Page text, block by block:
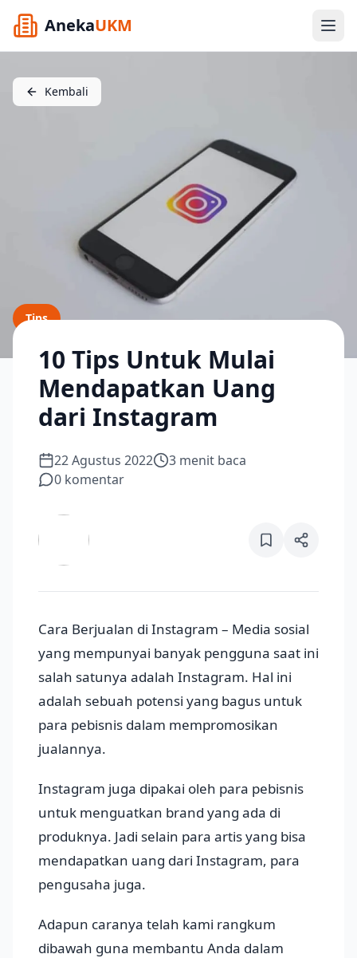
AnekaUKM
Kembali
Tips
10 Tips Untuk Mulai
Mendapatkan Uang
dari Instagram
22 Agustus 2022 3 menit baca
0 komentar
Cara Berjualan di Instagram – Media sosial
yang mempunyai banyak pengguna saat ini
salah satunya adalah Instagram. Hal ini
adalah sebuah potensi yang bagus untuk
para pebisnis dalam mempromosikan
jualannya.
Instagram juga dipakai oleh para pebisnis
untuk menguatkan brand yang ada di
produknya. Jadi selain para artis yang bisa
mendapatkan uang dari Instagram, para
pengusaha juga.
Adapun caranya telah kami rangkum
dibawah guna membantu Anda dalam